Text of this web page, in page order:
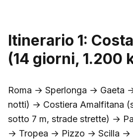
Itinerario 1:
(14 giorni, 1.200
Roma → Sperlonga → Gaeta
notti) → Costiera Amalfitana
sotto 7 m, strade strette) →
→ Tropea → Pizzo → Scilla →